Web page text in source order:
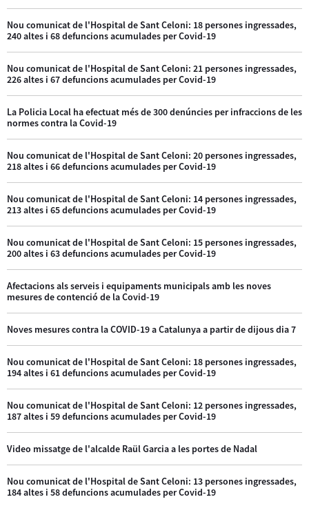
Nou comunicat de l'Hospital de Sant Celoni: 18 persones ingressades,
240 altes i 68 defuncions acumulades per Covid-19
Nou comunicat de l'Hospital de Sant Celoni: 21 persones ingressades,
226 altes i 67 defuncions acumulades per Covid-19
La Policia Local ha efectuat més de 300 denúncies per infraccions de les
normes contra la Covid-19
Nou comunicat de l'Hospital de Sant Celoni: 20 persones ingressades,
218 altes i 66 defuncions acumulades per Covid-19
Nou comunicat de l'Hospital de Sant Celoni: 14 persones ingressades,
213 altes i 65 defuncions acumulades per Covid-19
Nou comunicat de l'Hospital de Sant Celoni: 15 persones ingressades,
200 altes i 63 defuncions acumulades per Covid-19
Afectacions als serveis i equipaments municipals amb les noves
mesures de contenció de la Covid-19
Noves mesures contra la COVID-19 a Catalunya a partir de dijous dia 7
Nou comunicat de l'Hospital de Sant Celoni: 18 persones ingressades,
194 altes i 61 defuncions acumulades per Covid-19
Nou comunicat de l'Hospital de Sant Celoni: 12 persones ingressades,
187 altes i 59 defuncions acumulades per Covid-19
Video missatge de l'alcalde Raül Garcia a les portes de Nadal
Nou comunicat de l'Hospital de Sant Celoni: 13 persones ingressades,
184 altes i 58 defuncions acumulades per Covid-19